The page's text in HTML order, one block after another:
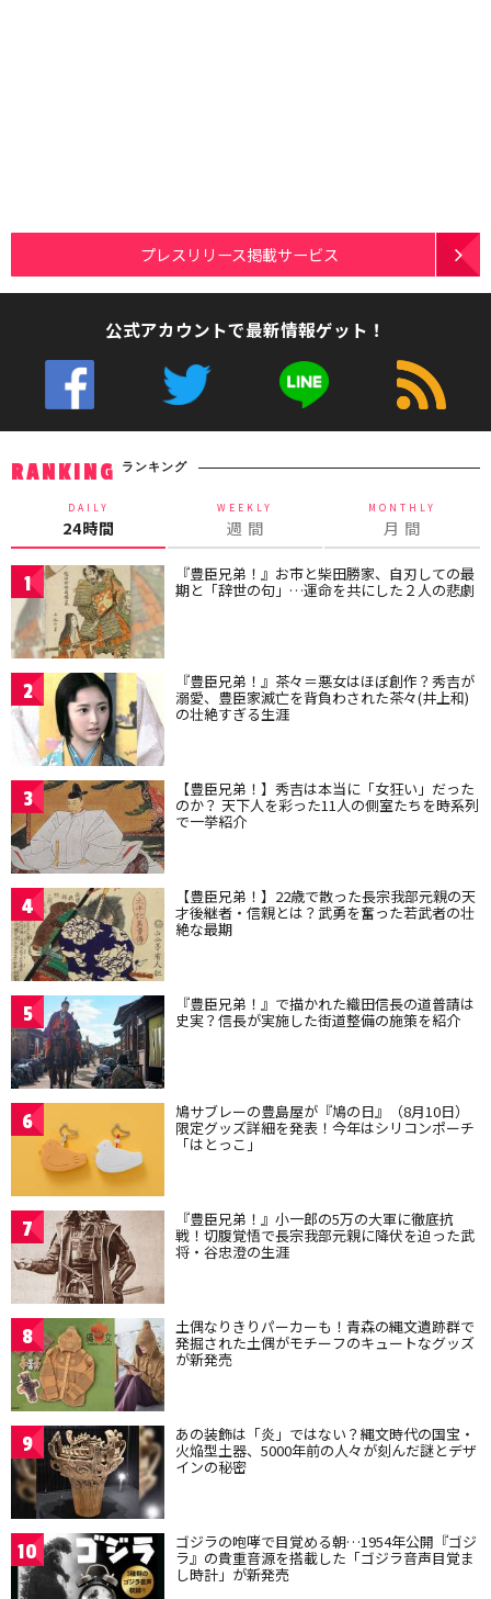
プレスリリース掲載サービス
公式アカウントで最新情報ゲット！
RANKING ランキング
DAILY
24時間
WEEKLY
週 間
MONTHLY
月 間
1 『豊臣兄弟！』お市と柴田勝家、自刃しての最
期と「辞世の句」…運命を共にした２人の悲劇
2 『豊臣兄弟！』茶々＝悪女はほぼ創作？秀吉が
溺愛、豊臣家滅亡を背負わされた茶々(井上和)
の壮絶すぎる生涯
3 【豊臣兄弟！】秀吉は本当に「女狂い」だった
のか？ 天下人を彩った11人の側室たちを時系列
で一挙紹介
4 【豊臣兄弟！】22歳で散った長宗我部元親の天
才後継者・信親とは？武勇を奮った若武者の壮
絶な最期
5 『豊臣兄弟！』で描かれた織田信長の道普請は
史実？信長が実施した街道整備の施策を紹介
6 鳩サブレーの豊島屋が『鳩の日』（8月10日）
限定グッズ詳細を発表！今年はシリコンポーチ
「はとっこ」
7 『豊臣兄弟！』小一郎の5万の大軍に徹底抗
戦！切腹覚悟で長宗我部元親に降伏を迫った武
将・谷忠澄の生涯
8 土偶なりきりパーカーも！青森の縄文遺跡群で
発掘された土偶がモチーフのキュートなグッズ
が新発売
9 あの装飾は「炎」ではない？縄文時代の国宝・
火焔型土器、5000年前の人々が刻んだ謎とデザ
インの秘密
10 ゴジラの咆哮で目覚める朝…1954年公開『ゴジ
ラ』の貴重音源を搭載した「ゴジラ音声目覚ま
し時計」が新発売